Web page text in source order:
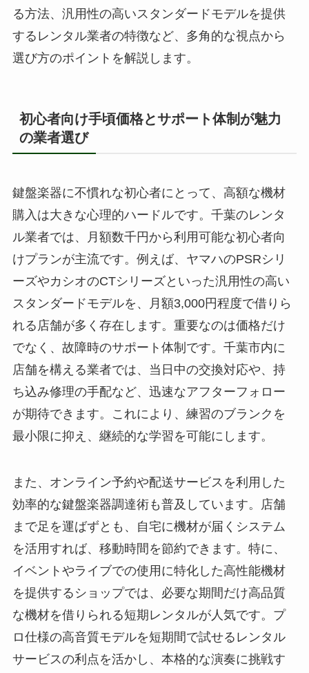
る方法、汎用性の高いスタンダードモデルを提供
するレンタル業者の特徴など、多角的な視点から
選び方のポイントを解説します。
初心者向け手頃価格とサポート体制が魅力
の業者選び
鍵盤楽器に不慣れな初心者にとって、高額な機材
購入は大きな心理的ハードルです。千葉のレンタ
ル業者では、月額数千円から利用可能な初心者向
けプランが主流です。例えば、ヤマハのPSRシリ
ーズやカシオのCTシリーズといった汎用性の高い
スタンダードモデルを、月額3,000円程度で借りら
れる店舗が多く存在します。重要なのは価格だけ
でなく、故障時のサポート体制です。千葉市内に
店舗を構える業者では、当日中の交換対応や、持
ち込み修理の手配など、迅速なアフターフォロー
が期待できます。これにより、練習のブランクを
最小限に抑え、継続的な学習を可能にします。
また、オンライン予約や配送サービスを利用した
効率的な鍵盤楽器調達術も普及しています。店舗
まで足を運ばずとも、自宅に機材が届くシステム
を活用すれば、移動時間を節約できます。特に、
イベントやライブでの使用に特化した高性能機材
を提供するショップでは、必要な期間だけ高品質
な機材を借りられる短期レンタルが人気です。プ
ロ仕様の高音質モデルを短期間で試せるレンタル
サービスの利点を活かし、本格的な演奏に挑戦す